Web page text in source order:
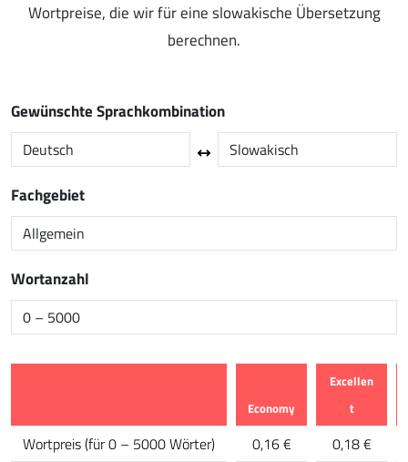
Wortpreise, die wir für eine slowakische Übersetzung
berechnen.
Gewünschte Sprachkombination
Fachgebiet
Wortanzahl
Merkmal
Economy
Excellen
t
Wortpreis(für 0 – 5000 Wörter) 0,16 €
0,18 €